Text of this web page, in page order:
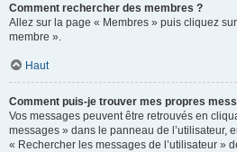
Comment rechercher des membres ?
Allez sur la page « Membres » puis cliquez
membre ».
Haut
Comment puis-je trouver mes propres
Vos messages peuvent être retrouvés en
messages » dans le panneau de l’utilisateur,
« Rechercher les messages de l’utilisateur »